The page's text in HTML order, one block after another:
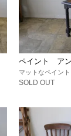
ペイント ア
マットなペイント
SOLD OUT